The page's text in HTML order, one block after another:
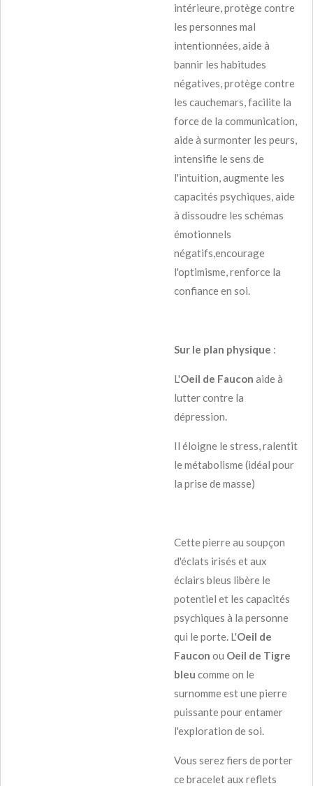
intérieure, protège contre
les personnes mal
intentionnées, aide à
bannir les habitudes
négatives, protège contre
les cauchemars, facilite la
force de la communication,
aide à surmonter les peurs,
intensifie le sens de
l'intuition, augmente les
capacités psychiques, aide
à dissoudre les schémas
émotionnels
négatifs,encourage
l'optimisme, renforce la
confiance en soi.
Sur le plan physique :
L'Oeil de Faucon aide à
lutter contre la
dépression.
Il éloigne le stress, ralentit
le métabolisme (idéal pour
la prise de masse)
Cette pierre au soupçon
d'éclats irisés et aux
éclairs bleus libère le
potentiel et les capacités
psychiques à la personne
qui le porte. L'Oeil de
Faucon ou Oeil de Tigre
bleu comme on le
surnomme est une pierre
puissante pour entamer
l'exploration de soi.
Vous serez fiers de porter
ce bracelet aux reflets